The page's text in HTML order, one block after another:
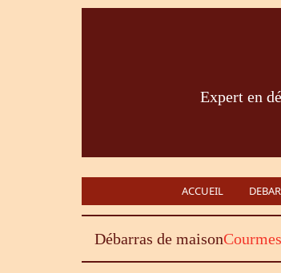
Expert en
ACCUEIL
Débarras de maison